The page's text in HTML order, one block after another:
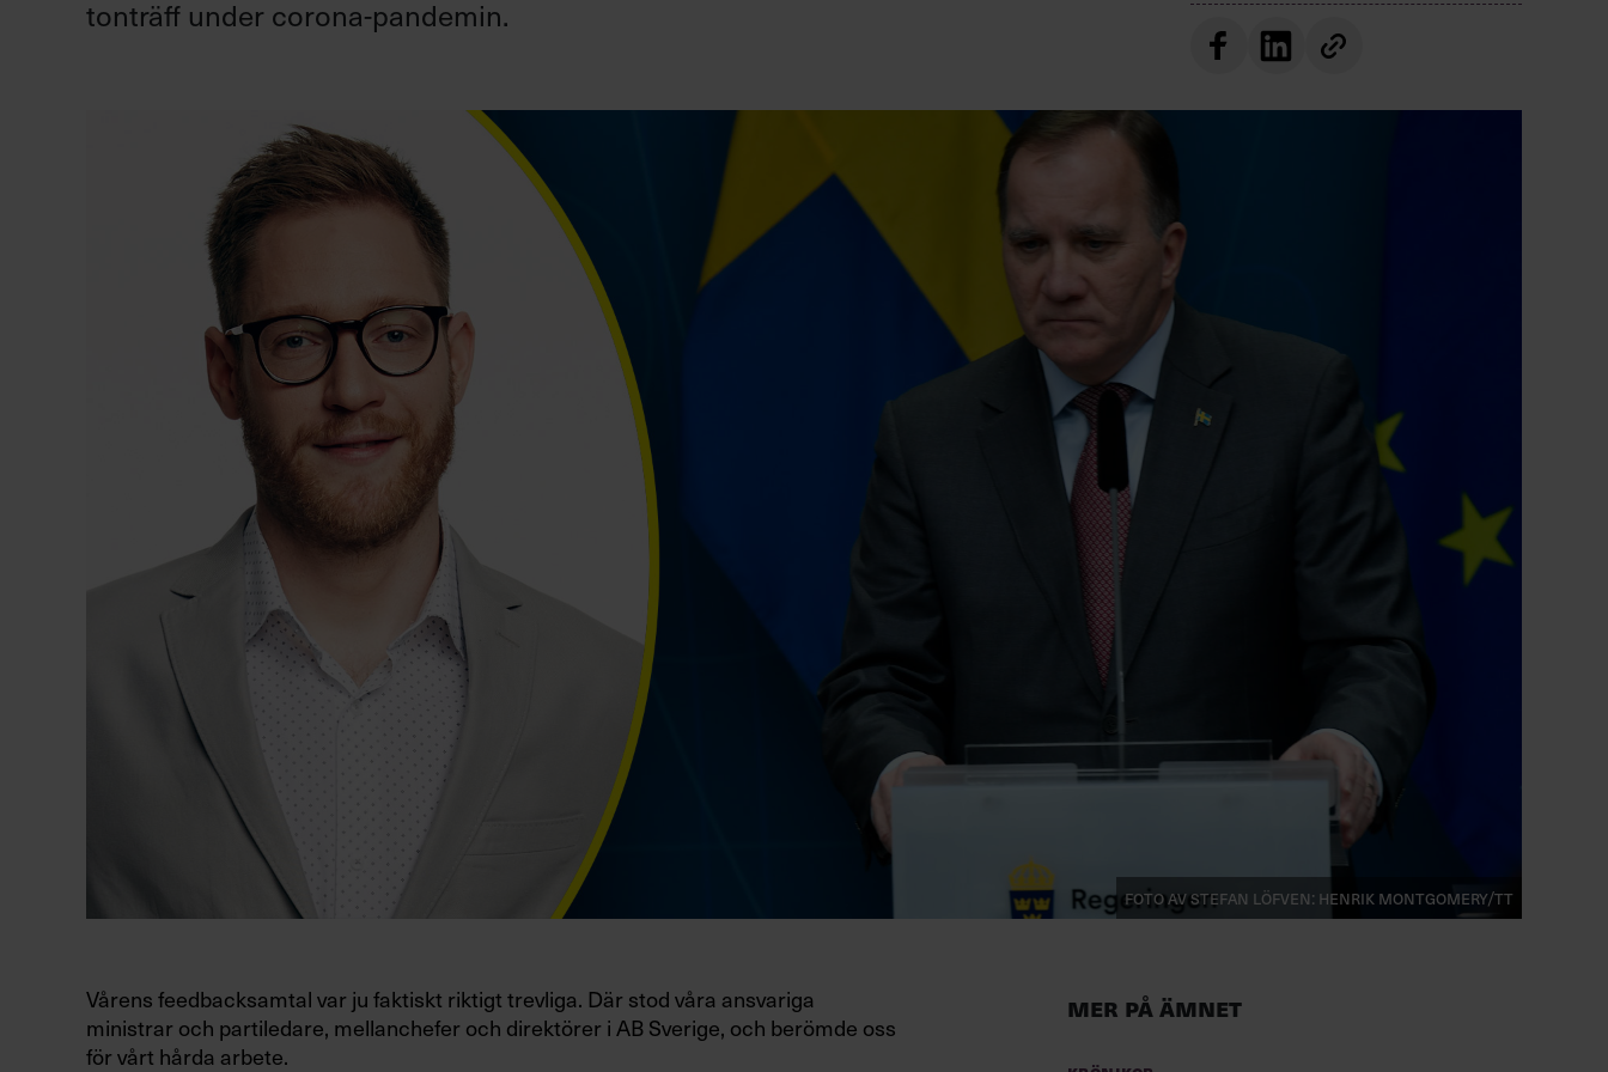
tonträff under corona-pandemin.
Foto av Stefan Löfven: Henrik Montgomery/TT
Vårens feedbacksamtal var ju faktiskt riktigt trevliga. Där stod våra ansvariga
ministrar och partiledare, mellanchefer och direktörer i AB Sverige, och berömde oss
för vårt hårda arbete.
Mer på ämnet